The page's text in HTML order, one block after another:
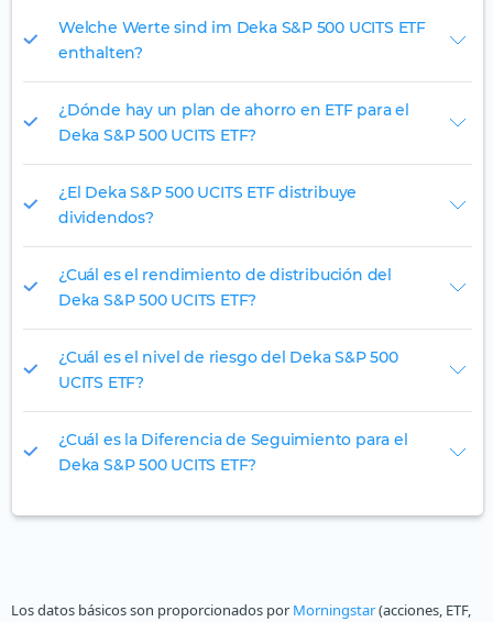
Welche Werte sind im Deka S&P 500 UCITS ETF
enthalten?
¿Dónde hay un plan de ahorro en ETF para el
Deka S&P 500 UCITS ETF?
¿El Deka S&P 500 UCITS ETF distribuye
dividendos?
¿Cuál es el rendimiento de distribución del
Deka S&P 500 UCITS ETF?
¿Cuál es el nivel de riesgo del Deka S&P 500
UCITS ETF?
¿Cuál es la Diferencia de Seguimiento para el
Deka S&P 500 UCITS ETF?
Los datos básicos son proporcionados por Morningstar(acciones, ETF,